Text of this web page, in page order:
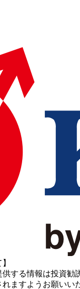
する情報は投資勧
ますようお願いい